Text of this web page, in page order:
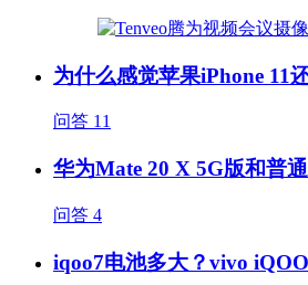
为什么感觉苹果iPhone 11
问答 11
华为Mate 20 X 5G版和普
问答 4
iqoo7电池多大？vivo